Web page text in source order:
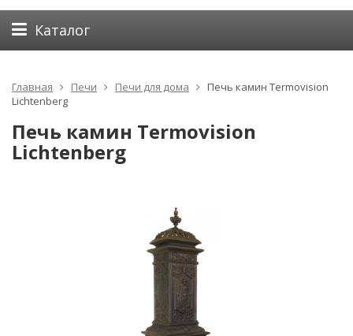
Каталог
Главная Печи Печи для дома
Печь камин Termovision
Lichtenberg
Печь камин Termovision
Lichtenberg